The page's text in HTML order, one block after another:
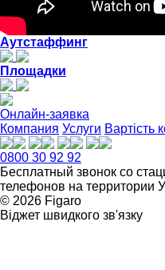
Аутстаффинг
Площадки
Онлайн-заявка
Компания Услуги Вартість
0800 30 92 92
Бесплатный звонок со
телефонов на территории
© 2026 Figarо
Віджет швидкого зв'язку